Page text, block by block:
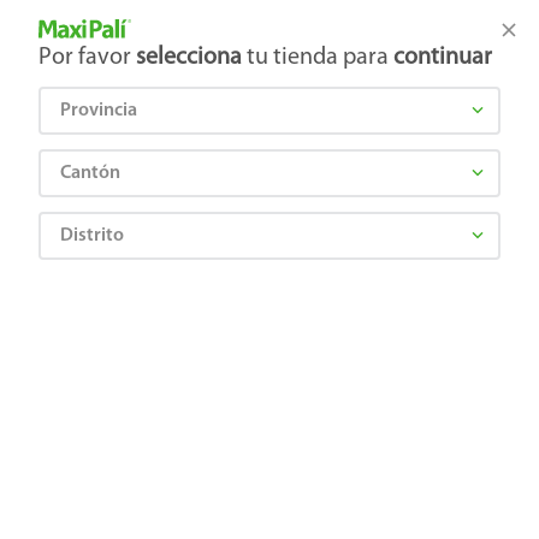
Tienda Maxi Palí
Por favor selecciona tu tienda para continuar
Provincia
Cantón
Distrito